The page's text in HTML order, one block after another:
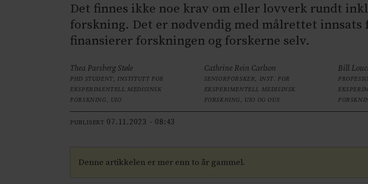
Det finnes ikke noe krav om eller lovverk rundt
forskning. Det er nødvendig med målrettet innsats
finansierer forskningen og forskerne selv.
Thea Parsberg Støle
PHD STUDENT, INSTITUTT FOR
EKSPERIMENTELL MEDISINSK
FORSKNING, UIO
Cathrine Rein Carlson
SENIORFORSKER, INST. FOR
EKSPERIMENTELL MEDISINSK
FORSKNING, UIO OG OUS
Bill
PUBLISERT 07.11.2023 - 08:43
Denne artikkelen er mer enn to år gammel.